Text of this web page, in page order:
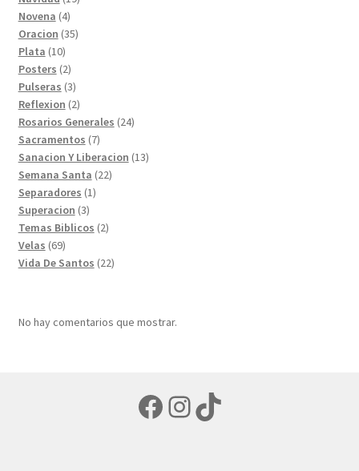
Novena 44
productos
Oracion 3535
Plata 1010
productos
Posters 22
productos
Pulseras 33
productos
Reflexion 22
productos
Rosarios Generales 2424
Sacramentos 77
productos
Sanacion Y Liberacion 1313
Semana Santa 2222
Separadores 11
Superacion 33
productos
Temas Biblicos 22
Velas 6969
productos
Vida De Santos 2222
No hay comentarios que mostrar.
Facebook
Instagram
TikTok